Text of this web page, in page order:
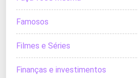
Famosos
Filmes e Séries
Finanças e investimentos